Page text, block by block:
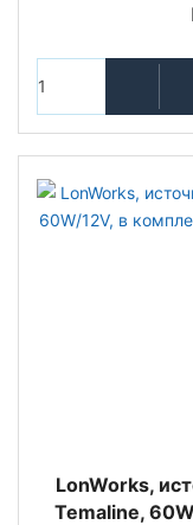
LonWorks,
Temaline,